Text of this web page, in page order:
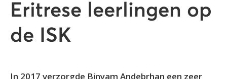
Eritrese leerlingen op
de ISK
In 2017 verzorgde Binyam Andebrhan een zeer